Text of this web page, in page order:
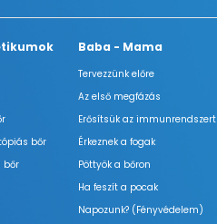
bőr
bőr
Baba - Mama
Tervezzünk előre
Az első megfázás
Erősítsük az immunrendszert
Érkeznek a fogak
Pöttyök a bőron
Ha feszít a pocak
Napozunk? (Fényvédelem)